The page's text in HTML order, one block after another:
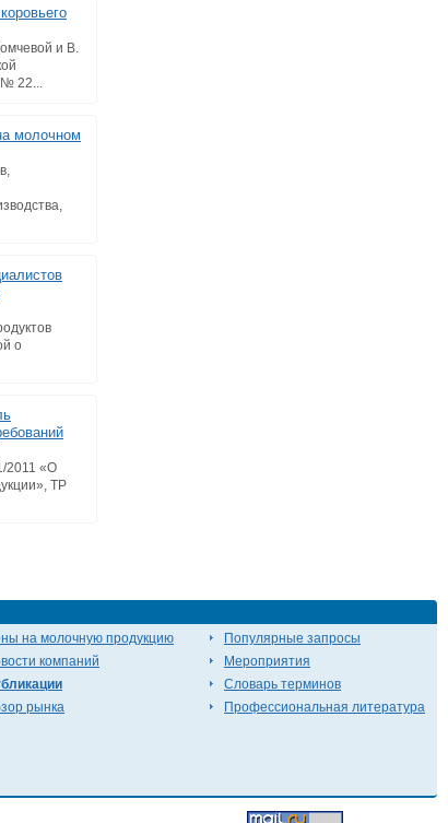
и В.
№ 22...
молочном
о
2011 «О
ТР
на молочную продукцию
компаний
рынка
Популярные запросы
Мероприятия
Словарь терминов
Профессиональная литература